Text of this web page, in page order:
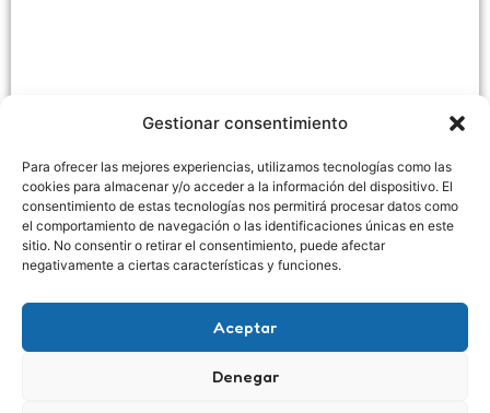
Gestionar consentimiento
Para ofrecer las mejores experiencias, utilizamos tecnologías como las
cookies para almacenar y/o acceder a la información del dispositivo. El
consentimiento de estas tecnologías nos permitirá procesar datos como
el comportamiento de navegación o las identificaciones únicas en este
sitio. No consentir o retirar el consentimiento, puede afectar
negativamente a ciertas características y funciones.
Aceptar
Denegar